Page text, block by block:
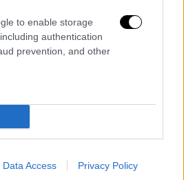
to enable storage
authentication
prevention, and other
Data Access Privacy Policy
τώρα
Βεγγάζη